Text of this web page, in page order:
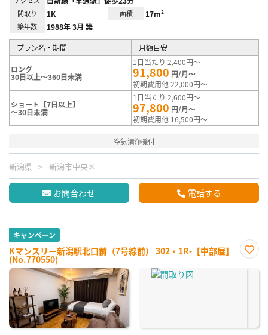
間取り 1K 面積 17m²
築年数 1988年 3月 築
プラン名・期間 月額目安
ロング
30日以上～360日未満
1日当たり 2,400円～
91,800 円/月～
初期費用他 22,000円～
ショート【7日以上】
～30日未満
1日当たり 2,600円～
97,800 円/月～
初期費用他 16,500円～
空気清浄機付
新潟県 新潟市中央区
お問合わせ 電話する
キャンペーン
Kマンスリー新潟駅北口前（7号線前） 302・1R-【中部屋】
(No.770550)
に入